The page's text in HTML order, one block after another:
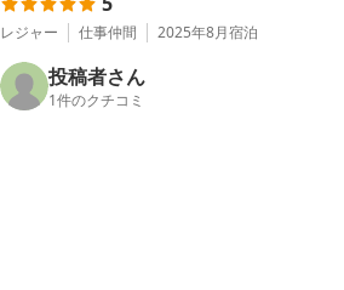
レジャー 仕事仲間 2025年8月宿泊
投稿者さん
1件のクチコミ